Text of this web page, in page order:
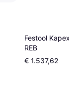
Festool Kapex
REB
€ 1.537,62